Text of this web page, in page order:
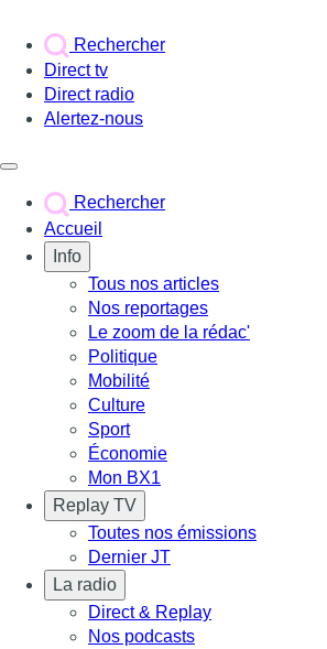
Rechercher
Direct tv
Direct radio
Alertez-nous
Rechercher
Accueil
Info
Tous nos articles
Nos reportages
Le zoom de la rédac'
Politique
Mobilité
Culture
Sport
Économie
Mon BX1
Replay TV
Toutes nos émissions
Dernier JT
La radio
Direct & Replay
Nos podcasts